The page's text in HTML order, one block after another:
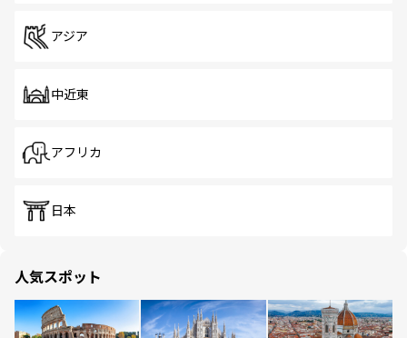
アジア
中近東
アフリカ
日本
人気スポット